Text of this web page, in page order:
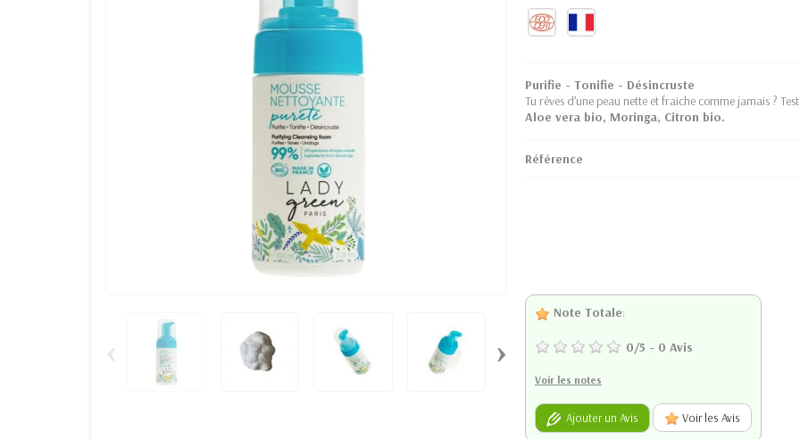
‹ ›
Purifie - Tonifie - Désincruste
Tu rêves d’une peau nette et fraiche comme jamais ?
Aloe vera bio, Moringa, Citron bio.
Référence
Note Totale:
0/5 - 0 Avis
Voir les notes
Ajouter un Avis Voir les Avis